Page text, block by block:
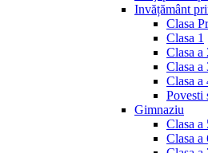
Invățământ
Clasa
Clasa 1
Clasa a
Clasa a
Clasa a
Povesti
Gimnaziu
Clasa a
Clasa a